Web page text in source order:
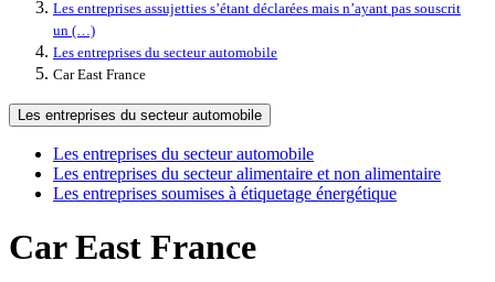
Les entreprises assujetties s’étant déclarées mais n’ayant pas souscrit
un (…)
Les entreprises du secteur automobile
Car East France
Les entreprises du secteur automobile
Les entreprises du secteur automobile
Les entreprises du secteur alimentaire et non alimentaire
Les entreprises soumises à étiquetage énergétique
Car East France